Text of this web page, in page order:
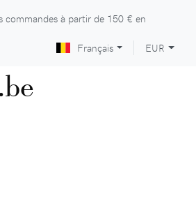
commandes à partir de 150 € en
Français
EUR
.be